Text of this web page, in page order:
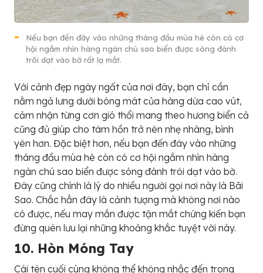
Nếu bạn đến đây vào những tháng đầu mùa hè còn có cơ
hội ngắm nhìn hàng ngàn chú sao biển được sóng đánh
trôi dạt vào bờ rất lạ mắt.
Với cảnh đẹp ngây ngất của nơi đây, bạn chỉ cần
nằm ngả lưng dưới bóng mát của hàng dừa cao vút,
cảm nhận từng cơn gió thổi mang theo hương biển cả
cũng đủ giúp cho tâm hồn trở nên nhẹ nhàng, bình
yên hơn. Đặc biệt hơn, nếu bạn đến đây vào những
tháng đầu mùa hè còn có cơ hội ngắm nhìn hàng
ngàn chú sao biển được sóng đánh trôi dạt vào bờ.
Đây cũng chính là lý do nhiều người gọi nơi này là Bãi
Sao. Chắc hẳn đây là cảnh tượng mà không nơi nào
có được, nếu may mắn được tận mắt chứng kiến bạn
đừng quên lưu lại những khoảng khắc tuyệt vời này.
10. Hòn Móng Tay
Cái tên cuối cùng không thể không nhắc đến trong